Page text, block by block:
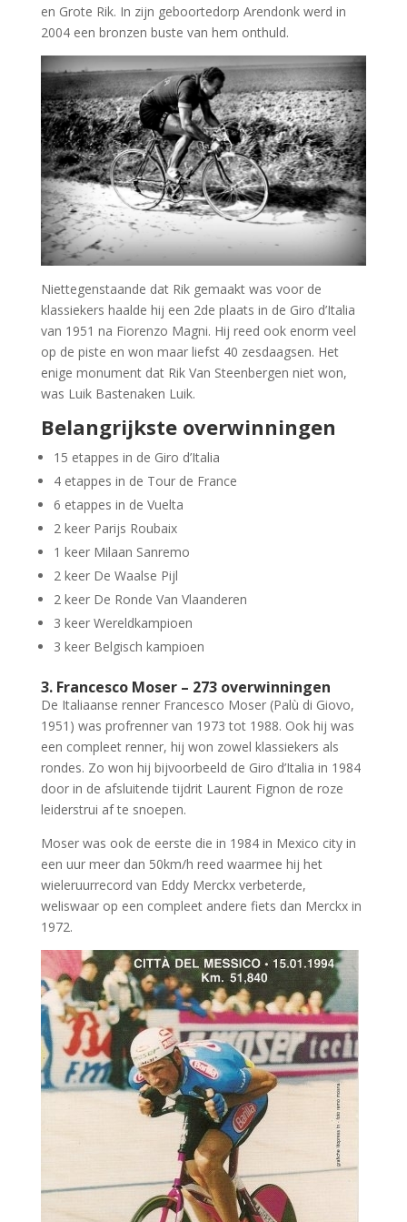
en Grote Rik. In zijn geboortedorp Arendonk werd in
2004 een bronzen buste van hem onthuld.
Niettegenstaande dat Rik gemaakt was voor de
klassiekers haalde hij een 2de plaats in de Giro d’Italia
van 1951 na Fiorenzo Magni. Hij reed ook enorm veel
op de piste en won maar liefst 40 zesdaagsen. Het
enige monument dat Rik Van Steenbergen niet won,
was Luik Bastenaken Luik.
Belangrijkste overwinningen
15 etappes in de Giro d’Italia
4 etappes in de Tour de France
6 etappes in de Vuelta
2 keer Parijs Roubaix
1 keer Milaan Sanremo
2 keer De Waalse Pijl
2 keer De Ronde Van Vlaanderen
3 keer Wereldkampioen
3 keer Belgisch kampioen
3. Francesco Moser – 273 overwinningen
De Italiaanse renner Francesco Moser (Palù di Giovo,
1951) was profrenner van 1973 tot 1988. Ook hij was
een compleet renner, hij won zowel klassiekers als
rondes. Zo won hij bijvoorbeeld de Giro d’Italia in 1984
door in de afsluitende tijdrit Laurent Fignon de roze
leiderstrui af te snoepen.
Moser was ook de eerste die in 1984 in Mexico city in
een uur meer dan 50km/h reed waarmee hij het
wieleruurrecord van Eddy Merckx verbeterde,
weliswaar op een compleet andere fiets dan Merckx in
1972.